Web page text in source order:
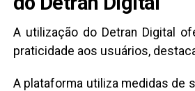
A utilização do Detran Digital
praticidade aos usuários,
A plataforma utiliza medidas de